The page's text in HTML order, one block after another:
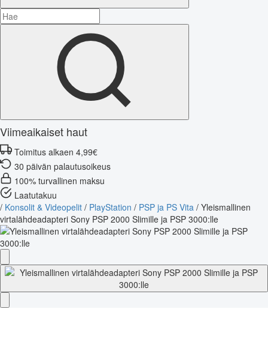
Viimeaikaiset haut
Toimitus alkaen 4,99€
30 päivän palautusoikeus
100% turvallinen maksu
Laatutakuu
/ Konsolit & Videopelit / PlayStation / PSP ja PS Vita / Yleismallinen
virtalähdeadapteri Sony PSP 2000 Slimille ja PSP 3000:lle